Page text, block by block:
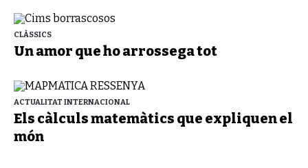
CLÀSSICS
Un amor que ho arrossega tot
ACTUALITAT INTERNACIONAL
Els càlculs matemàtics que expliquen el
món